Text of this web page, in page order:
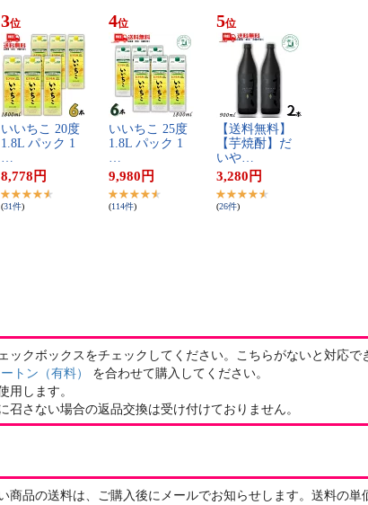
3位
い​い​ち​こ​ ​2​0​度​ ​
1​.​8​L​ ​パ​ッ​ク​ ​1​
…
8,778 円
(31件)
4位
い​い​ち​こ​ ​2​5​度​ ​
1​.​8​L​ ​パ​ッ​ク​ ​1​
…
9,980 円
(114件)
5位
【​送​料​無​料​】​
【​芋​焼​酎​】​だ​
い​や​…
3,280 円
(26件)